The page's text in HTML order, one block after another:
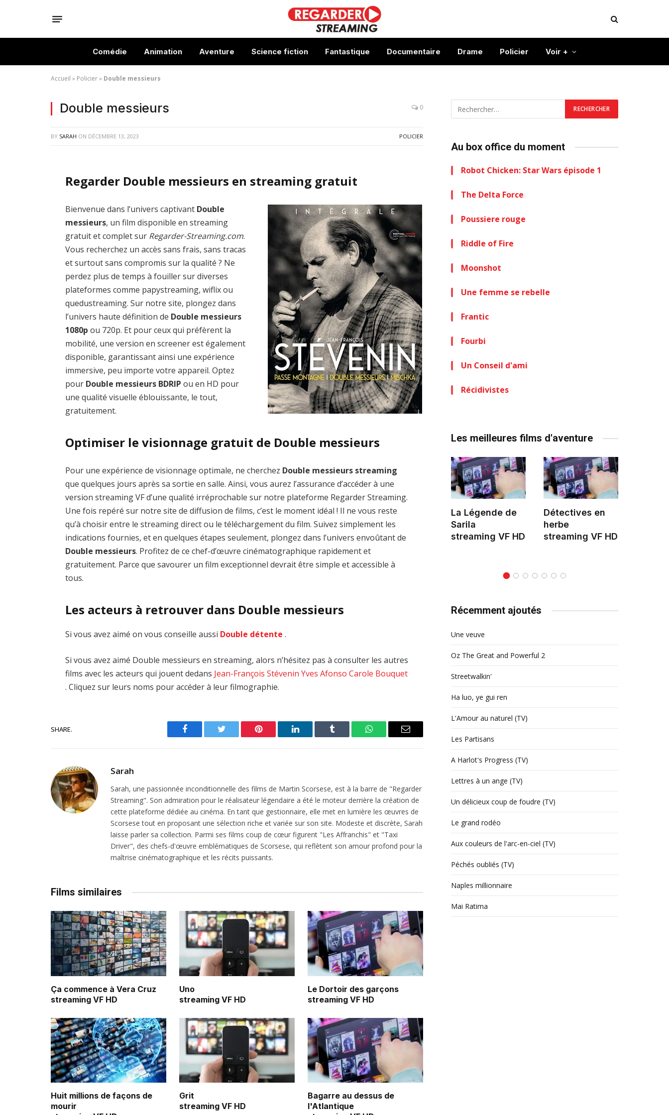
Comédie Animation Aventure Science fiction Fantastique Documentaire Drame Policier Voir +
Accueil » Policier» Double messieurs
Double messieurs 0
BY SARAH ON DÉCEMBRE 13, 2023 POLICIER
Regarder Double messieurs en streaming gratuit
Bienvenue dans l’univers captivant Double
messieurs, un film disponible en streaming
gratuit et complet sur Regarder-Streaming.com.
Vous recherchez un accès sans frais, sans tracas
et surtout sans compromis sur la qualité ? Ne
perdez plus de temps à fouiller sur diverses
plateformes comme papystreaming, wiflix ou
quedustreaming. Sur notre site, plongez dans
l’univers haute définition de Double messieurs
1080p ou 720p. Et pour ceux qui préfèrent la
mobilité, une version en screener est également
disponible, garantissant ainsi une expérience
immersive, peu importe votre appareil. Optez
pour Double messieurs BDRIP ou en HD pour
une qualité visuelle éblouissante, le tout,
gratuitement.
Optimiser le visionnage gratuit de Double messieurs
Pour une expérience de visionnage optimale, ne cherchez Double messieurs streaming
que quelques jours après sa sortie en salle. Ainsi, vous aurez l’assurance d’accéder à une
version streaming VF d’une qualité irréprochable sur notre plateforme Regarder Streaming.
Une fois repéré sur notre site de diffusion de films, c’est le moment idéal ! Il ne vous reste
qu’à choisir entre le streaming direct ou le téléchargement du film. Suivez simplement les
indications fournies, et en quelques étapes seulement, plongez dans l’univers envoûtant de
Double messieurs. Profitez de ce chef-d’œuvre cinématographique rapidement et
gratuitement. Parce que savourer un film exceptionnel devrait être simple et accessible à
tous.
Les acteurs à retrouver dans Double messieurs
Si vous avez aimé on vous conseille aussi Double détente .
Si vous avez aimé Double messieurs en streaming, alors n’hésitez pas à consulter les autres
films avec les acteurs qui jouent dedans Jean-François Stévenin Yves Afonso Carole Bouquet
. Cliquez sur leurs noms pour accéder à leur filmographie.
SHARE.
Facebook Twitter Pinterest LinkedIn Tumblr WhatsAppEmail
Sarah
Sarah, une passionnée inconditionnelle des films de Martin Scorsese, est à la barre de "Regarder
Streaming". Son admiration pour le réalisateur légendaire a été le moteur derrière la création de
cette plateforme dédiée au cinéma. En tant que gestionnaire, elle met en lumière les œuvres de
Scorsese tout en proposant une sélection riche et variée sur son site. Modeste et discrète, Sarah
laisse parler sa collection. Parmi ses films coup de cœur figurent "Les Affranchis" et "Taxi
Driver", des chefs-d'œuvre emblématiques de Scorsese, qui reflètent son amour profond pour la
maîtrise cinématographique et les récits puissants.
Films similaires
Ça commence à Vera Cruz
streaming VF HD
Uno
streaming VF HD
Le Dortoir des garçons
streaming VF HD
Huit millions de façons de
mourir
Grit
streaming VF HD
Bagarre au dessus de
l'Atlantique
Au box office du moment
Robot Chicken: Star Wars épisode 1
The Delta Force
Poussiere rouge
Riddle of Fire
Moonshot
Une femme se rebelle
Frantic
Fourbi
Un Conseil d'ami
Récidivistes
Les meilleures films d'aventure
Zenon: Girl of
the 21st Century
streaming VF HD
La Légende des
1000 dragons
streaming VF HD
La Légende de
Sarila
streaming VF HD
Détectives en
herbe
streaming VF HD
Récemment ajoutés
Une veuve
Oz The Great and Powerful 2
Streetwalkin'
Ha luo, ye gui ren
L'Amour au naturel (TV)
Les Partisans
A Harlot's Progress (TV)
Lettres à un ange (TV)
Un délicieux coup de foudre (TV)
Le grand rodéo
Aux couleurs de l'arc-en-ciel (TV)
Péchés oubliés (TV)
Naples millionnaire
Mai Ratima